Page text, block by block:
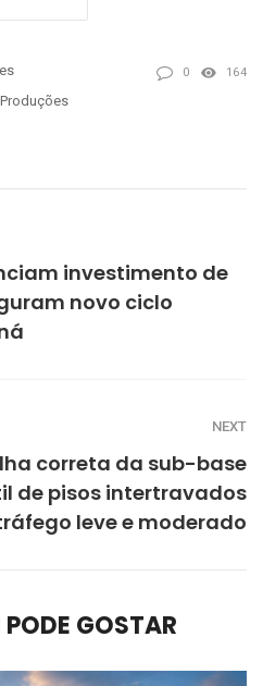
0 164
investimento de
novo ciclo
NEXT
correta da sub-base
de pisos intertravados
leve e moderado
GOSTAR